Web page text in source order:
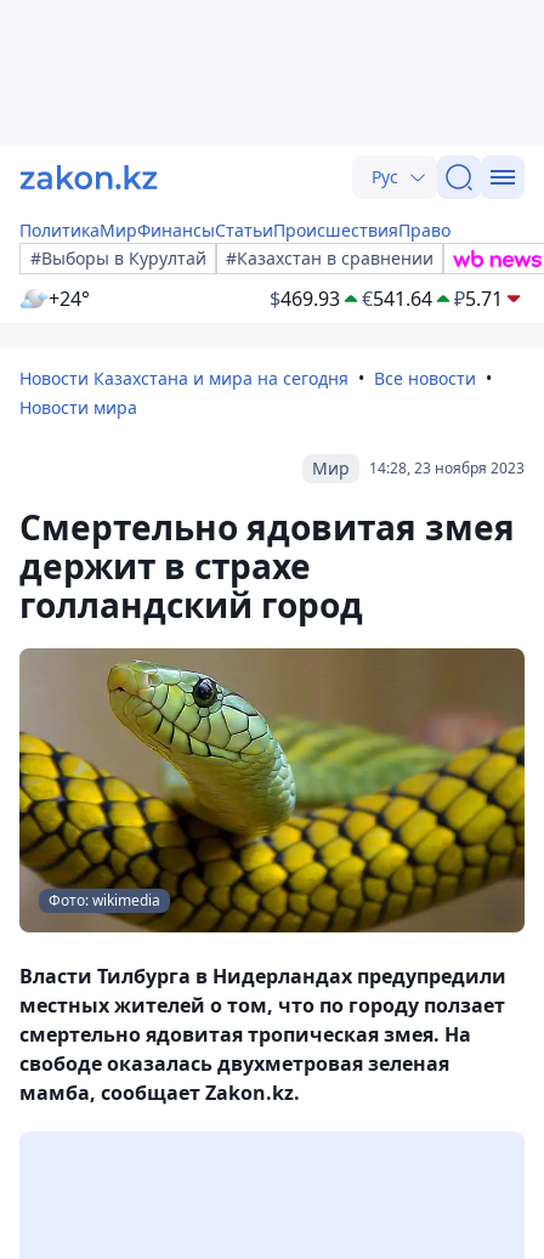
Рус
ПолитикаМирФинансыСтатьиПроисшествияПраво
#Выборы в Курултай
#Казахстан в сравнении
+24° $469.93 €541.64 ₽5.71
Новости Казахстана и мира на сегодня
Все новости
Новости мира
14:28, 23 ноября 2023
Мир
Смертельно ядовитая змея
держит в страхе
голландский город
Фото: wikimedia
Власти Тилбурга в Нидерландах предупредили
местных жителей о том, что по городу ползает
смертельно ядовитая тропическая змея. На
свободе оказалась двухметровая зеленая
мамба, сообщает Zakon.kz.